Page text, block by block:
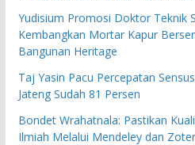
Yudisium Promosi Doktor Teknik
Kembangkan Mortar Kapur
Bangunan Heritage
Taj Yasin Pacu Percepatan
Jateng Sudah 81 Persen
Bondet Wrahatnala: Pastikan
Ilmiah Melalui Mendeley dan